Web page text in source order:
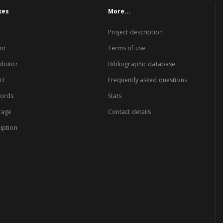
More...
Project description
Terms of use
Bibliographic database
Frequently asked questions
Stats
Contact details